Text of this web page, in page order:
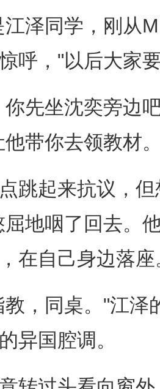
同学，刚从M
呼，"以后大家
坐沈奕旁边吧
带你去领教材
起来抗议，但
地咽了回去。
在自己身边落座
同桌。"江泽
异国腔调。